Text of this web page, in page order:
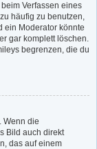
Verfassen eines
häufig zu benutzen,
ein Moderator könnte
gar komplett löschen.
begrenzen, die du
Wenn die
Bild auch direkt
das auf einem